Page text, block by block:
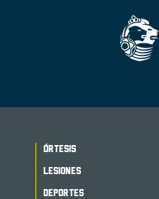
ÓRTESIS
LESIONES
DEPORTES